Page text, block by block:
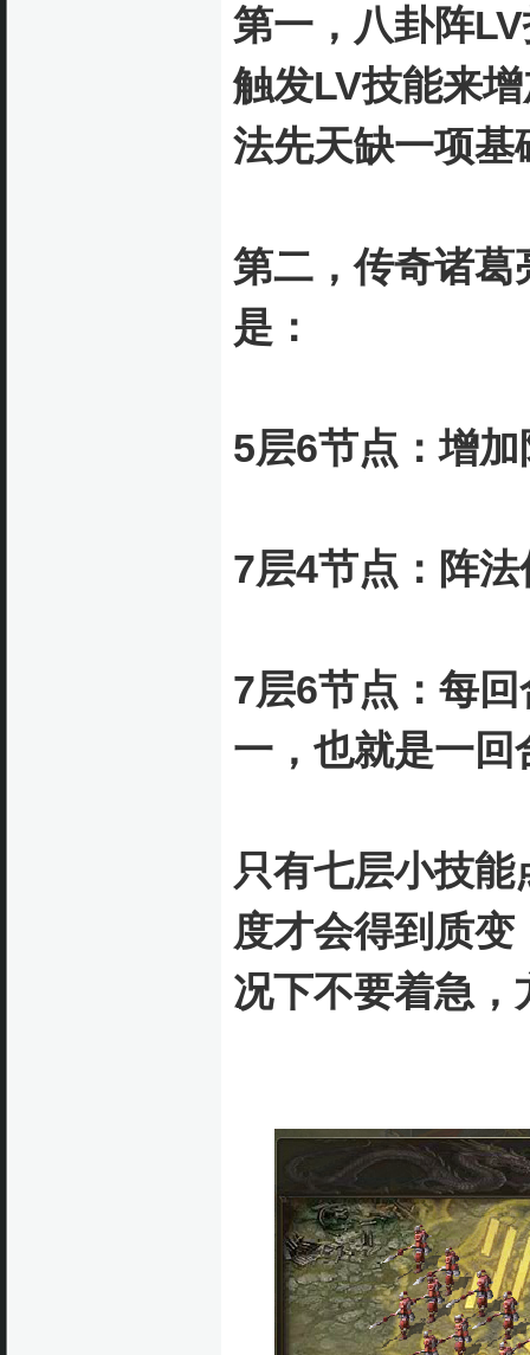
第一，八卦阵
触发LV技能来
法先天缺一项基
第二，传奇诸葛
是：
5层6节点：增
7层4节点：阵
7层6节点：每
一，也就是一回
只有七层小技
度才会得到质
况下不要着急